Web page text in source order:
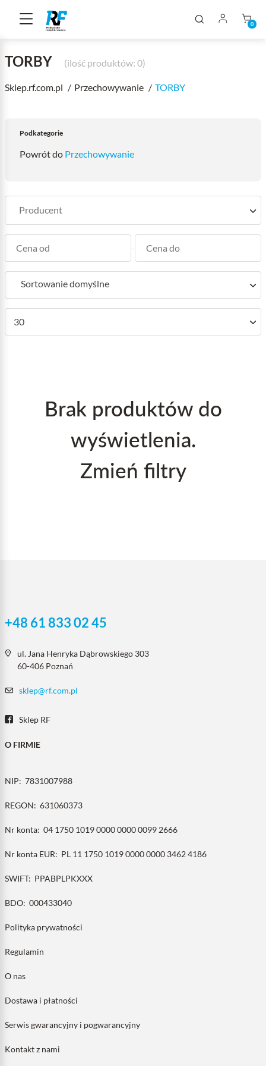
0
TORBY (ilość produktów: 0)
Sklep.rf.com.pl Przechowywanie TORBY
Podkategorie
Powrót do Przechowywanie
-
Sortowanie domyślne
30
Brak produktów do
wyświetlenia.
Zmień filtry
+48 61 833 02 45
ul. Jana Henryka Dąbrowskiego 303
60-406 Poznań
sklep@rf.com.pl
Sklep RF
O FIRMIE
NIP: 7831007988
REGON: 631060373
Nr konta: 04 1750 1019 0000 0000 0099 2666
Nr konta EUR: PL 11 1750 1019 0000 0000 3462 4186
SWIFT: PPABPLPKXXX
BDO: 000433040
Polityka prywatności
Regulamin
O nas
Dostawa i płatności
Serwis gwarancyjny i pogwarancyjny
Kontakt z nami